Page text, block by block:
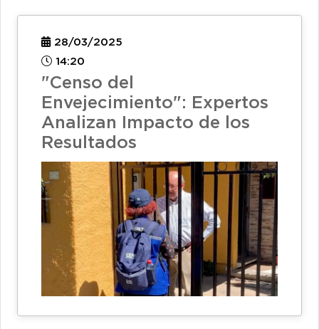
28/03/2025
14:20
"Censo del
Envejecimiento": Expertos
Analizan Impacto de los
Resultados